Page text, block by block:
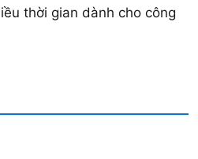
thời gian dành cho công